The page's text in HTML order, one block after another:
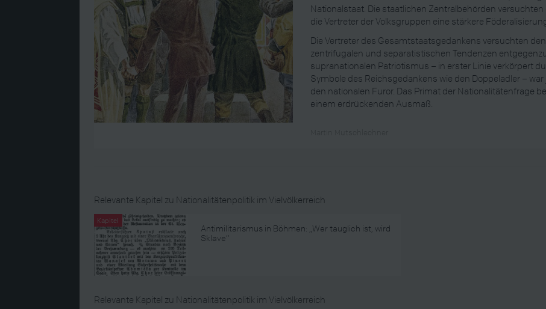
Nationalstaat. Die staatlichen Zentralbehörden
die Vertreter der Volksgruppen eine stärkere
Die Vertreter des Gesamtstaatsgedankens versuchten
zentrifugalen und separatistischen Tendenzen
supranationalen Patriotismus – in erster Linie verkörpert
Symbole des Reichsgedankens wie den Doppeladler –
den nationalen Furor. Das Primat der Nationalitätenfrage
einem erdrückenden Ausmaß.
Relevante Kapitel zu Nationalitätenpolitik im Vielvölkerreich
Kapitel
Antimilitarismus in Böhmen: „Wer tauglich ist, wird
Sklave“
Relevante Kapitel zu Nationalitätenpolitik im Vielvölkerreich